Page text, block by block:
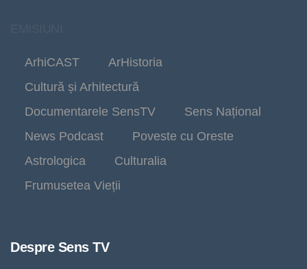
ArhiCAST
ArHistoria
Cultură și Arhitectură
Documentarele SensTV
Sens Național
News Podcast
Poveste cu Oreste
Astrologica
Culturalia
Frumusetea Vieții
Despre Sens TV